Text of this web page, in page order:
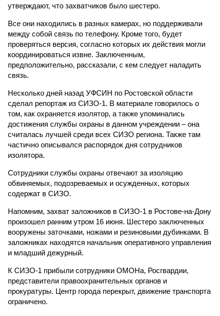
утверждают, что захватчиков было шестеро.
Все они находились в разных камерах, но поддерживали
между собой связь по телефону. Кроме того, будет
проверяться версия, согласно которых их действия могли
координироваться извне. Заключенным,
предположительно, рассказали, с кем следует наладить
связь.
Несколько дней назад УФСИН по Ростовской области
сделал репортаж из СИЗО-1. В материале говорилось о
том, как охраняется изолятор, а также упоминались
достижения службы охраны в данном учреждении – она
считалась лучшей среди всех СИЗО региона. Также там
частично описывался распорядок дня сотрудников
изолятора.
Сотрудники службы охраны отвечают за изоляцию
обвиняемых, подозреваемых и осужденных, которых
содержат в СИЗО.
Напомним, захват заложников в СИЗО-1 в Ростове-на-Дону
произошел ранним утром 16 июня. Шестеро заключенных
вооружены заточками, ножами и резиновыми дубинками. В
заложниках находятся начальник оперативного управления
и младший дежурный.
К СИЗО-1 прибыли сотрудники ОМОНа, Росгвардии,
представители правоохранительных органов и
прокуратуры. Центр города перекрыт, движение транспорта
ограничено.